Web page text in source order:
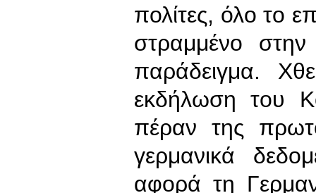
πολίτες, όλο το
στραμμένο
παράδειγμα.
εκδήλωση του
πέραν της
γερμανικά
αφορά τη